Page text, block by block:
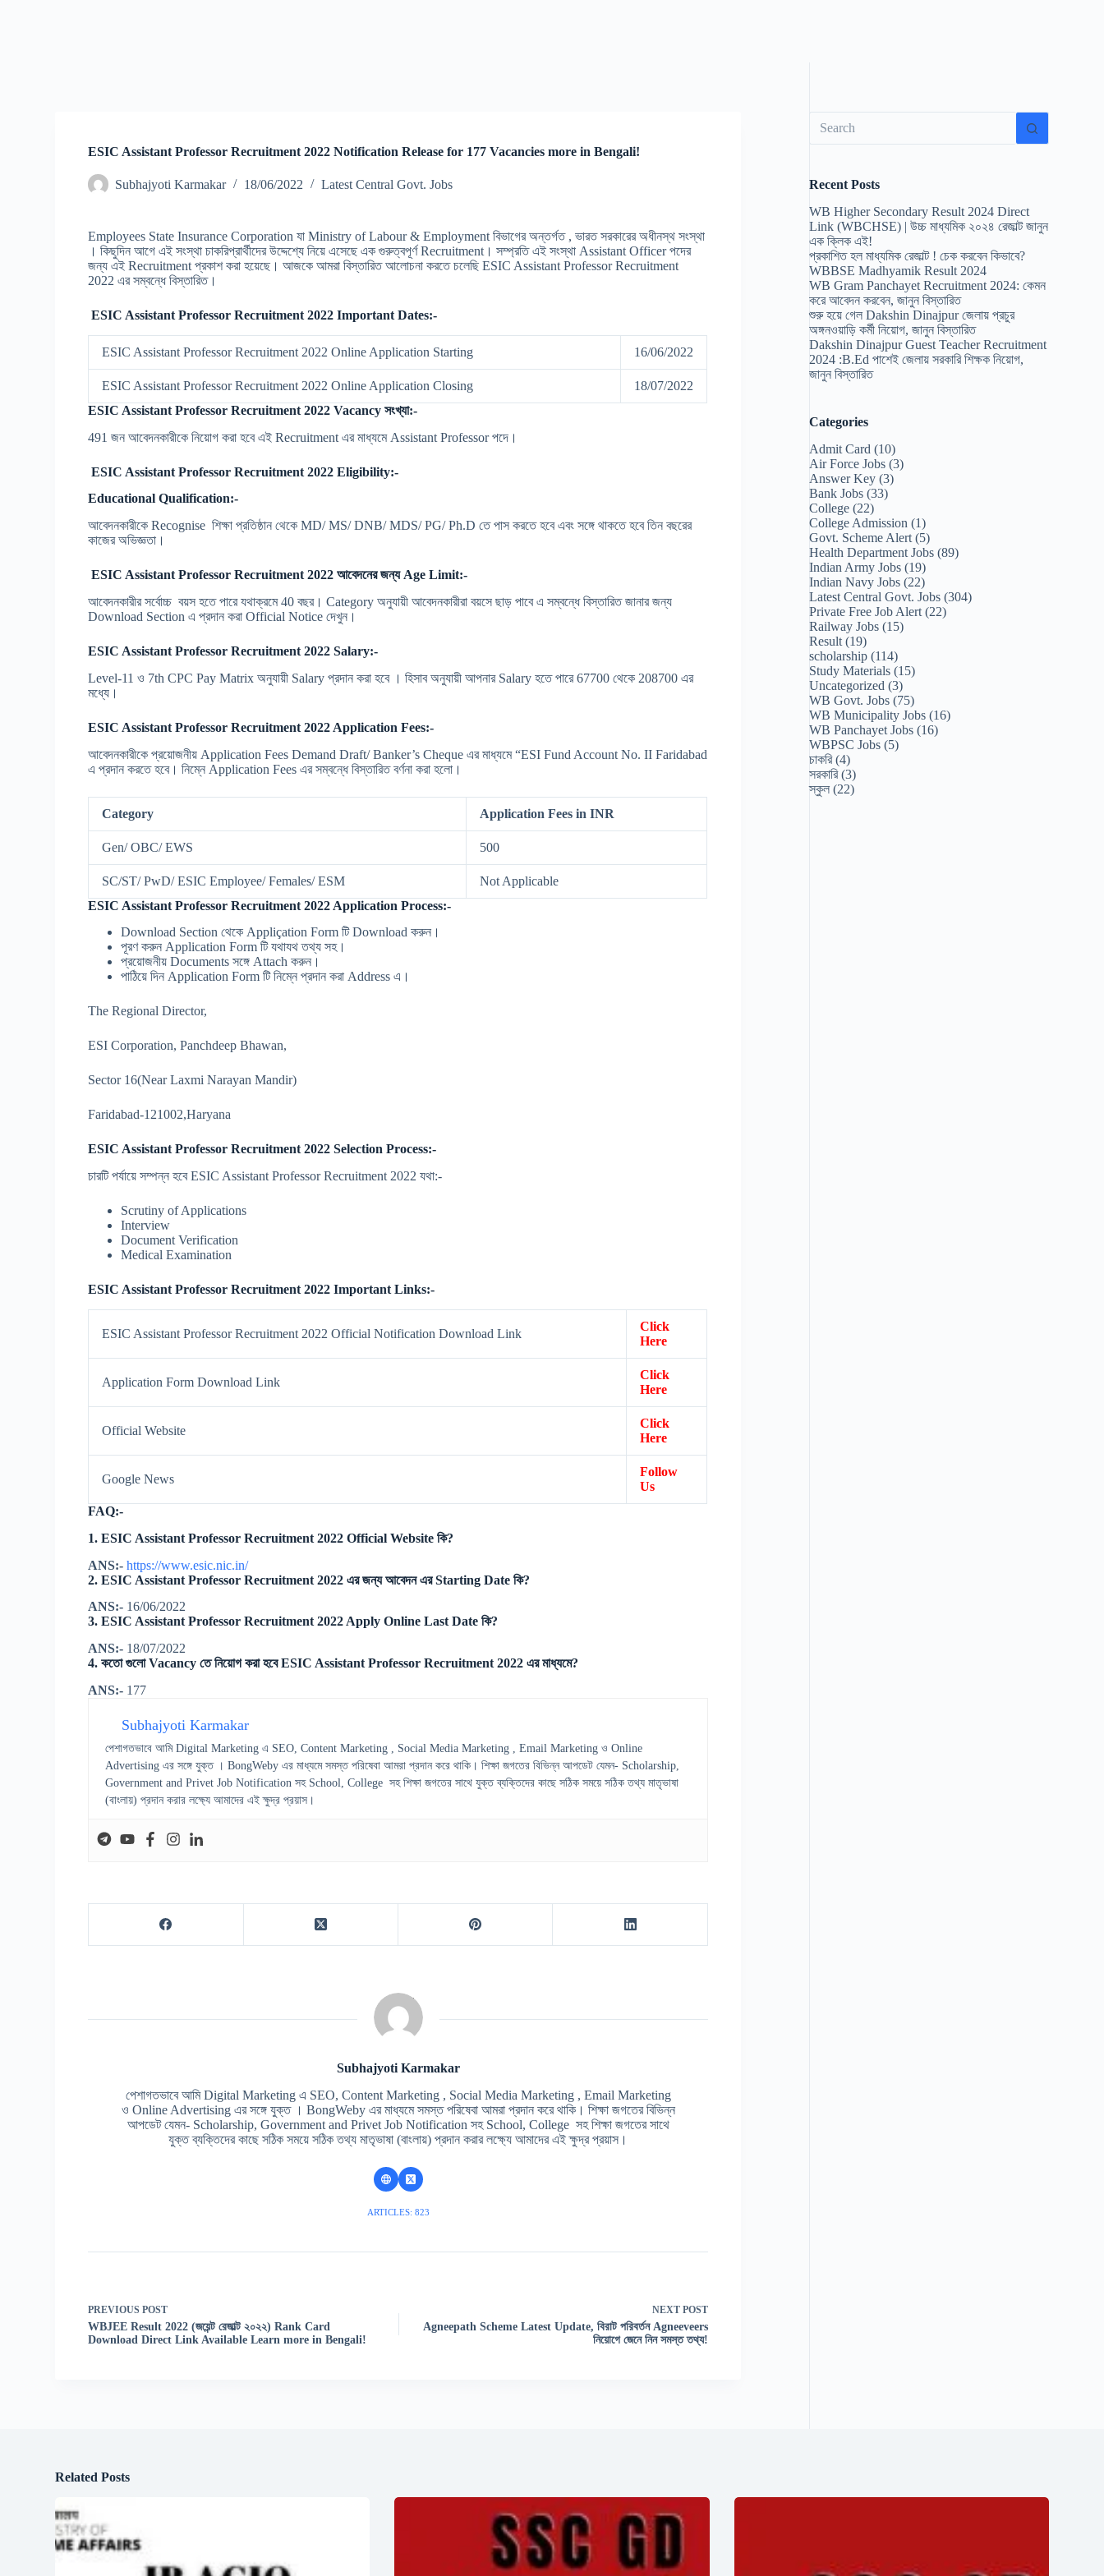
ESIC Assistant Professor Recruitment 2022 Notification Release for 177 Vacancies more in Bengali!
Subhajyoti Karmakar 18/06/2022 Latest Central Govt. Jobs
Employees State Insurance Corporation যা Ministry of Labour & Employment বিভাগের অন্তর্গত , ভারত সরকারের অধীনস্থ সংস্থা
। কিছুদিন আগে এই সংস্থা চাকরিপ্রার্থীদের উদ্দেশ্যে নিয়ে এসেছে এক গুরুত্বপূর্ণ Recruitment। সম্প্রতি এই সংস্থা Assistant Officer পদের
জন্য এই Recruitment প্রকাশ করা হয়েছে। আজকে আমরা বিস্তারিত আলোচনা করতে চলেছি ESIC Assistant Professor Recruitment
2022 এর সম্বন্ধে বিস্তারিত।
ESIC Assistant Professor Recruitment 2022 Important Dates:-
ESIC Assistant Professor Recruitment 2022 Online Application Starting 16/06/2022
ESIC Assistant Professor Recruitment 2022 Online Application Closing
18/07/2022
ESIC Assistant Professor Recruitment 2022 Vacancy সংখ্যা:-
491 জন আবেদনকারীকে নিয়োগ করা হবে এই Recruitment এর মাধ্যমে Assistant Professor পদে।
ESIC Assistant Professor Recruitment 2022 Eligibility:-
Educational Qualification:-
আবেদনকারীকে Recognise শিক্ষা প্রতিষ্ঠান থেকে MD/ MS/ DNB/ MDS/ PG/ Ph.D তে পাস করতে হবে এবং সঙ্গে থাকতে হবে তিন বছরের
কাজের অভিজ্ঞতা।
ESIC Assistant Professor Recruitment 2022 আবেদনের জন্য Age Limit:-
আবেদনকারীর সর্বোচ্চ বয়স হতে পারে যথাক্রমে 40 বছর। Category অনুযায়ী আবেদনকারীরা বয়সে ছাড় পাবে এ সম্বন্ধে বিস্তারিত জানার জন্য
Download Section এ প্রদান করা Official Notice দেখুন।
ESIC Assistant Professor Recruitment 2022 Salary:-
Level-11 ও 7th CPC Pay Matrix অনুযায়ী Salary প্রদান করা হবে । হিসাব অনুযায়ী আপনার Salary হতে পারে 67700 থেকে 208700 এর
মধ্যে।
ESIC Assistant Professor Recruitment 2022 Application Fees:-
আবেদনকারীকে প্রয়োজনীয় Application Fees Demand Draft/ Banker’s Cheque এর মাধ্যমে “ESI Fund Account No. II Faridabad
এ প্রদান করতে হবে। নিম্নে Application Fees এর সম্বন্ধে বিস্তারিত বর্ণনা করা হলো।
Category Application Fees in INR
Gen/ OBC/ EWS 500
SC/ST/ PwD/ ESIC Employee/ Females/ ESM
Not Applicable
ESIC Assistant Professor Recruitment 2022 Application Process:-
Download Section থেকে Appliçation Form টি Download করুন।
পূরণ করুন Application Form টি যথাযথ তথ্য সহ।
প্রয়োজনীয় Documents সঙ্গে Attach করুন।
পাঠিয়ে দিন Application Form টি নিম্নে প্রদান করা Address এ।
The Regional Director,
ESI Corporation, Panchdeep Bhawan,
Sector 16(Near Laxmi Narayan Mandir)
Faridabad-121002,Haryana
ESIC Assistant Professor Recruitment 2022 Selection Process:-
চারটি পর্যায়ে সম্পন্ন হবে ESIC Assistant Professor Recruitment 2022 যথা:-
Scrutiny of Applications
Interview
Document Verification
Medical Examination
ESIC Assistant Professor Recruitment 2022 Important Links:-
ESIC Assistant Professor Recruitment 2022 Official Notification Download Link
Click
Here
Application Form Download Link
Click
Here
Official Website
Click
Here
Google News
Follow
Us
FAQ:-
1. ESIC Assistant Professor Recruitment 2022 Official Website কি?
ANS:- https://www.esic.nic.in/
2. ESIC Assistant Professor Recruitment 2022 এর জন্য আবেদন এর Starting Date কি?
ANS:- 16/06/2022
3. ESIC Assistant Professor Recruitment 2022 Apply Online Last Date কি?
ANS:- 18/07/2022
4. কতো গুলো Vacancy তে নিয়োগ করা হবে ESIC Assistant Professor Recruitment 2022 এর মাধ্যমে?
ANS:- 177
Subhajyoti Karmakar
পেশাগতভাবে আমি Digital Marketing এ SEO, Content Marketing , Social Media Marketing , Email Marketing ও Online
Advertising এর সঙ্গে যুক্ত । BongWeby এর মাধ্যমে সমস্ত পরিষেবা আমরা প্রদান করে থাকি। শিক্ষা জগতের বিভিন্ন আপডেট যেমন- Scholarship,
Government and Privet Job Notification সহ School, College সহ শিক্ষা জগতের সাথে যুক্ত ব্যক্তিদের কাছে সঠিক সময়ে সঠিক তথ্য মাতৃভাষা
(বাংলায়) প্রদান করার লক্ষ্যে আমাদের এই ক্ষুদ্র প্রয়াস।
Subhajyoti Karmakar
পেশাগতভাবে আমি Digital Marketing এ SEO, Content Marketing , Social Media Marketing , Email Marketing
ও Online Advertising এর সঙ্গে যুক্ত । BongWeby এর মাধ্যমে সমস্ত পরিষেবা আমরা প্রদান করে থাকি। শিক্ষা জগতের বিভিন্ন
আপডেট যেমন- Scholarship, Government and Privet Job Notification সহ School, College সহ শিক্ষা জগতের সাথে
যুক্ত ব্যক্তিদের কাছে সঠিক সময়ে সঠিক তথ্য মাতৃভাষা (বাংলায়) প্রদান করার লক্ষ্যে আমাদের এই ক্ষুদ্র প্রয়াস।
ARTICLES: 823
PREVIOUSPOST
WBJEE Result 2022 (জয়েন্ট রেজাল্ট ২০২২) Rank Card
Download Direct Link Available Learn more in Bengali!
NEXT POST
Agneepath Scheme Latest Update, বিরাট পরিবর্তন Agneeveers
নিয়োগে জেনে নিন সমস্ত তথ্য!
results
Recent Posts
WB Higher Secondary Result 2024 Direct
Link (WBCHSE) | উচ্চ মাধ্যমিক ২০২৪ রেজাল্ট জানুন
এক ক্লিক এই!
প্রকাশিত হল মাধ্যমিক রেজাল্ট ! চেক করবেন কিভাবে?
WBBSE Madhyamik Result 2024
WB Gram Panchayet Recruitment 2024: কেমন
করে আবেদন করবেন, জানুন বিস্তারিত
শুরু হয়ে গেল Dakshin Dinajpur জেলায় প্রচুর
অঙ্গনওয়াড়ি কর্মী নিয়োগ, জানুন বিস্তারিত
Dakshin Dinajpur Guest Teacher Recruitment
2024 :B.Ed পাশেই জেলায় সরকারি শিক্ষক নিয়োগ,
জানুন বিস্তারিত
Categories
Admit Card (10)
Air Force Jobs (3)
Answer Key (3)
Bank Jobs (33)
College (22)
College Admission (1)
Govt. Scheme Alert (5)
Health Department Jobs (89)
Indian Army Jobs (19)
Indian Navy Jobs (22)
Latest Central Govt. Jobs (304)
Private Free Job Alert (22)
Railway Jobs (15)
Result (19)
scholarship (114)
Study Materials (15)
Uncategorized (3)
WB Govt. Jobs (75)
WB Municipality Jobs (16)
WB Panchayet Jobs (16)
WBPSC Jobs (5)
চাকরি(4)
সরকারি(3)
স্কুল (22)
Related Posts